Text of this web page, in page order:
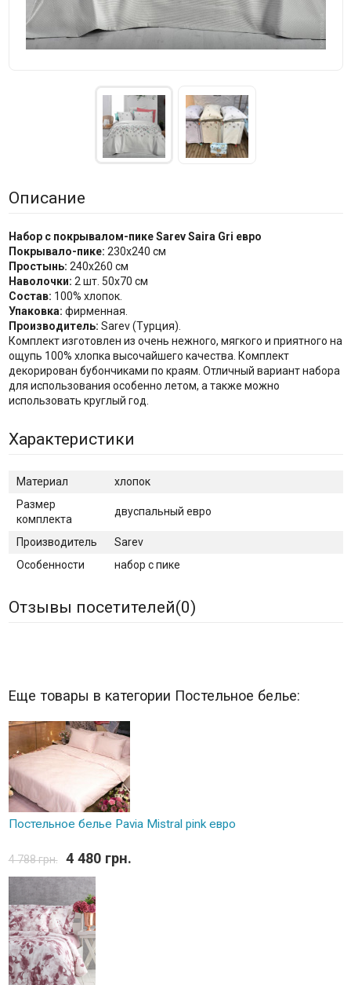
Описание
Набор с покрывалом-пике Sarev Saira Gri евро
Покрывало-пике: 230х240 см
Простынь: 240х260 см
Наволочки: 2 шт. 50х70 см
Состав: 100% хлопок.
Упаковка: фирменная.
Производитель: Sarev (Турция).
Комплект изготовлен из очень нежного, мягкого и приятного на
ощупь 100% хлопка высочайшего качества. Комплект
декорирован бубончиками по краям. Отличный вариант набора
для использования особенно летом, а также можно
использовать круглый год.
Характеристики
Материал
хлопок
Размер
комплекта
двуспальный евро
Производитель
Sarev
Особенности
набор с пике
Отзывы посетителей(0)
Еще товары в категории Постельное белье:
Постельное белье Pavia Mistral pink евро
4 788 грн. 4 480 грн.